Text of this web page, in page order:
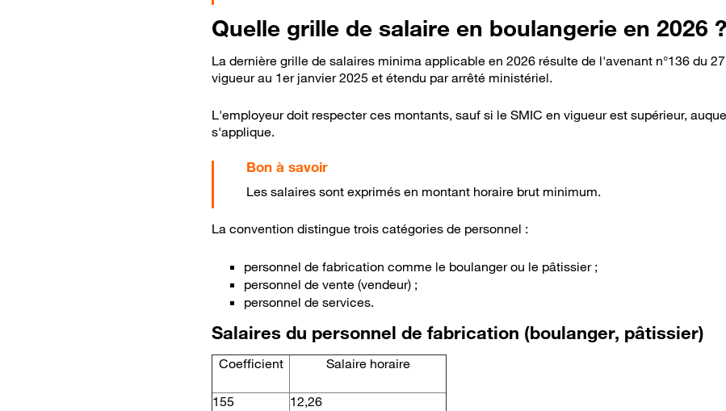
Quelle grille de salaire en boulangerie en 2026 ?
La dernière grille de salaires minima applicable en 2026 résulte de l'avenant n°136 du
vigueur au 1er janvier 2025 et étendu par arrêté ministériel.
L'employeur doit respecter ces montants, sauf si le SMIC en vigueur est supérieur,
s'applique.
Les salaires sont exprimés en montant horaire brut minimum.
La convention distingue trois catégories de personnel :
personnel de fabrication comme le boulanger ou le pâtissier ;
personnel de vente (vendeur) ;
personnel de services.
Salaires du personnel de fabrication (boulanger, pâtissier)
Coefficient Salaire horaire
155 12,26